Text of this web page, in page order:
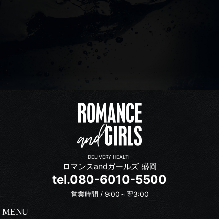
DELIVERY HEALTH
ロマンスandガールズ 盛岡
tel.080-6010-5500
営業時間 / 9:00～翌3:00
MENU